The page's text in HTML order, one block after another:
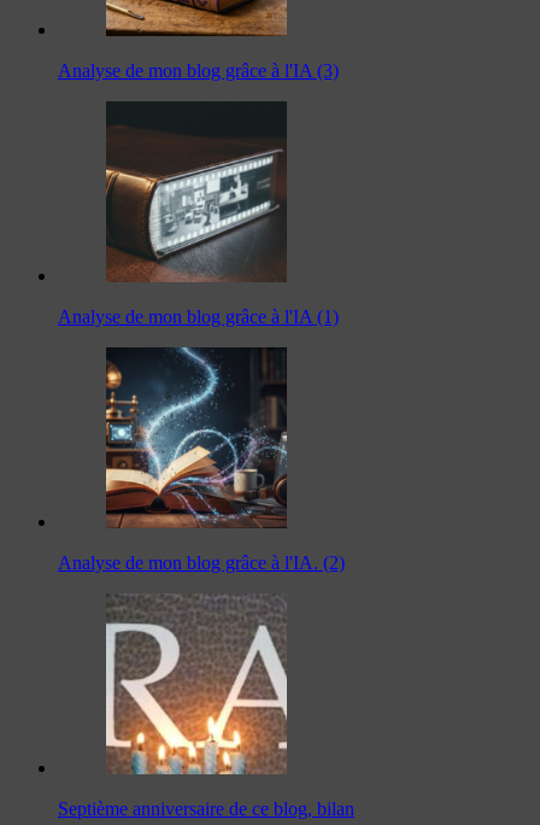
Analyse de mon blog grâce à l'IA (3)
Analyse de mon blog grâce à l'IA (1)
Analyse de mon blog grâce à l'IA. (2)
Septième anniversaire de ce blog, bilan